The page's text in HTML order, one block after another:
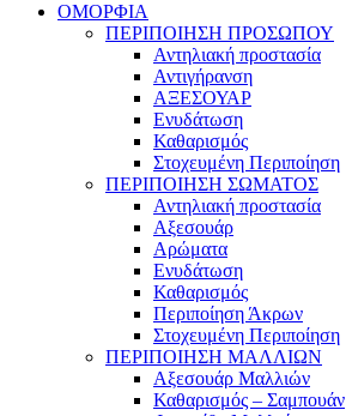
ΟΜΟΡΦΙΑ
ΠΕΡΙΠΟΙΗΣΗ ΠΡΟΣΩΠΟΥ
Αντηλιακή προστασία
Αντιγήρανση
ΑΞΕΣΟΥΑΡ
Ενυδάτωση
Καθαρισμός
Στοχευμένη Περιποίηση
ΠΕΡΙΠΟΙΗΣΗ ΣΩΜΑΤΟΣ
Αντηλιακή προστασία
Αξεσουάρ
Αρώματα
Ενυδάτωση
Καθαρισμός
Περιποίηση Άκρων
Στοχευμένη Περιποίηση
ΠΕΡΙΠΟΙΗΣΗ ΜΑΛΛΙΩΝ
Αξεσουάρ Μαλλιών
Καθαρισμός – Σαμπουάν